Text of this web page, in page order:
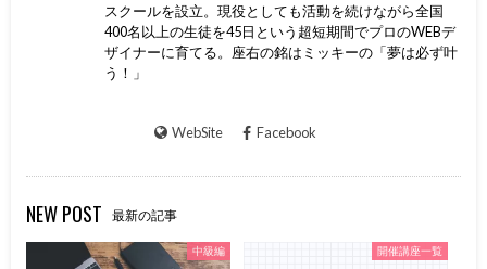
スクールを設立。現役としても活動を続けながら全国
400名以上の生徒を45日という超短期間でプロのWEBデ
ザイナーに育てる。座右の銘はミッキーの「夢は必ず叶
う！」
WebSite Facebook
NEW POST 最新の記事
中級編 開催講座一覧